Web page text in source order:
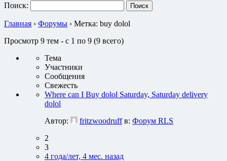
Поиск:
Главная › Форумы › Метка: buy dolol
Просмотр 9 тем - с 1 по 9 (9 всего)
Тема
Участники
Сообщения
Свежесть
Where can I Buy dolol Saturday, Saturday delivery
dolol
Автор:
fritzwoodruff в: Форум RLS
2
3
4 года/лет, 4 мес. назад